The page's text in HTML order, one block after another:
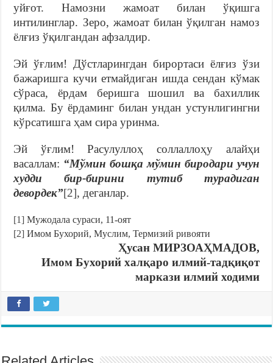
уйғот. Намозни жамоат билан ўқишга
интилинглар. Зеро, жамоат билан ўқилган намоз
ёлғиз ўқилгандан афзалдир.
Эй ўғлим! Дўстларингдан бирортаси ёлғиз ўзи
бажаришга кучи етмайдиган ишда сендан кўмак
сўраса, ёрдам беришга шошил ва бахиллик
қилма. Бу ёрдаминг билан ундан устунлигингни
кўрсатишга ҳам сира уринма.
Эй ўғлим! Расулуллоҳ соллаллоҳу алайҳи
васаллам: “Мўмин бошқа мўмин биродари учун
худди бир-бирини тутиб турадиган
девордек”[2], деганлар.
[1] Мужодала сураси, 11-оят
[2] Имом Бухорий, Муслим, Термизий ривояти
Ҳусан МИРЗОАҲМАДОВ,
Имом Бухорий халқаро илмий-тадқиқот
маркази илмий ходими